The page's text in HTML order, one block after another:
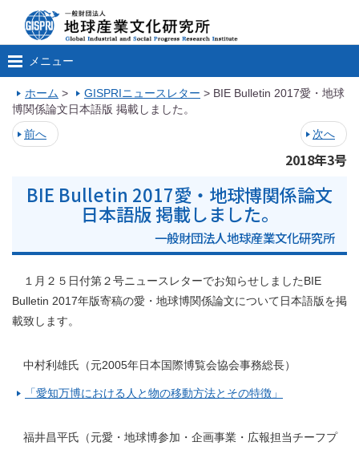
メニュー
ホーム > GISPRIニュースレター > BIE Bulletin 2017愛・地球
博関係論文日本語版 掲載しました。
前へ
次へ
2018年3号
BIE Bulletin 2017愛・地球博関係論文
日本語版 掲載しました。
一般財団法人地球産業文化研究所
１月２５日付第２号ニュースレターでお知らせしましたBIE
Bulletin 2017年版寄稿の愛・地球博関係論文について日本語版を掲
載致します。
中村利雄氏（元2005年日本国際博覧会協会事務総長）
「愛知万博における人と物の移動方法とその特徴」
福井昌平氏（元愛・地球博参加・企画事業・広報担当チーフプ